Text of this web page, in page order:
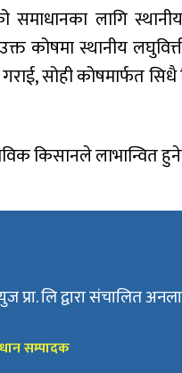
समाधानका लागि
कोषमा स्थानीय
सोही कोषमार्फत सिधै
किसानले लाभान्वित
प्रा. लि द्वारा संचालित
सम्पादक